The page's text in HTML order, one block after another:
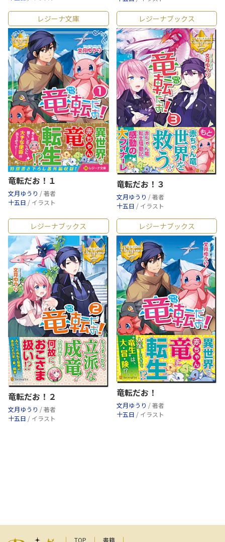
レジーナ文庫
竜転だお！１
文月ゆうり / 著者
十五日 / イラスト
レジーナブックス
竜転だお！３
文月ゆうり / 著者
十五日 / イラスト
レジーナブックス
竜転だお！２
文月ゆうり / 著者
十五日 / イラスト
レジーナブックス
竜転だお！
文月ゆうり / 著者
十五日 / イラスト
TOP 書籍